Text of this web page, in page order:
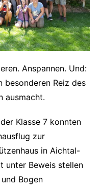
Anspannen. Und:
besonderen Reiz des
ausmacht.
Klasse 7 konnten
zur
in Aichtal-
unter Beweis stellen
Bogen